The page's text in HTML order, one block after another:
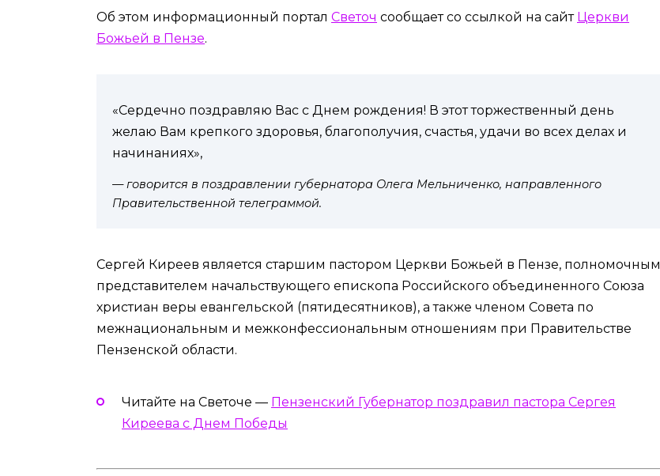
Об этом информационный портал Светоч сообщает со ссылкой на сайт Церкви
Божьей в Пензе.
«Сердечно поздравляю Вас с Днем рождения! В этот торжественный день
желаю Вам крепкого здоровья, благополучия, счастья, удачи во всех делах и
начинаниях»,
— говорится в поздравлении губернатора Олега Мельниченко, направленного
Правительственной телеграммой.
Сергей Киреев является старшим пастором Церкви Божьей в Пензе, полномочным
представителем начальствующего епископа Российского объединенного Союза
христиан веры евангельской (пятидесятников), а также членом Совета по
межнациональным и межконфессиональным отношениям при Правительстве
Пензенской области.
Читайте на Светоче — Пензенский Губернатор поздравил пастора Сергея
Киреева с Днем Победы